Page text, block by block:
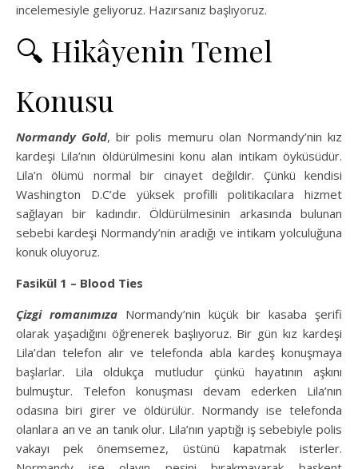
incelemesiyle geliyoruz. Hazırsanız başlıyoruz.
🔍 Hikâyenin Temel
Konusu
Normandy Gold, bir polis memuru olan Normandy’nin kız
kardeşi Lila’nın öldürülmesini konu alan intikam öyküsüdür.
Lila’n ölümü normal bir cinayet değildir. Çünkü kendisi
Washington D.C’de yüksek profilli politikacılara hizmet
sağlayan bir kadındır. Öldürülmesinin arkasında bulunan
sebebi kardeşi Normandy’nin aradığı ve intikam yolculuğuna
konuk oluyoruz.
Fasikül 1 – Blood Ties
Çizgi romanımıza Normandy’nin küçük bir kasaba şerifi
olarak yaşadığını öğrenerek başlıyoruz. Bir gün kız kardeşi
Lila’dan telefon alır ve telefonda abla kardeş konuşmaya
başlarlar. Lila oldukça mutludur çünkü hayatının aşkını
bulmuştur. Telefon konuşması devam ederken Lila’nın
odasına biri girer ve öldürülür. Normandy ise telefonda
olanlara an ve an tanık olur. Lila’nın yaptığı iş sebebiyle polis
vakayı pek önemsemez, üstünü kapatmak isterler.